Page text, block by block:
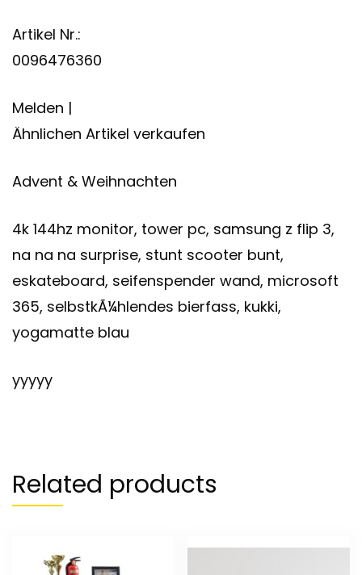
Artikel Nr.:
0096476360
Melden |
Ähnlichen Artikel verkaufen
Advent & Weihnachten
4k 144hz monitor, tower pc, samsung z flip 3,
na na na surprise, stunt scooter bunt,
eskateboard, seifenspender wand, microsoft
365, selbstkÃ¼hlendes bierfass, kukki,
yogamatte blau
yyyyy
Related products